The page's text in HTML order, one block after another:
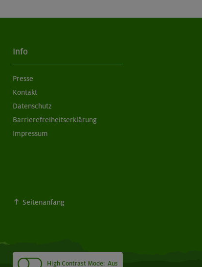
Info
Presse
Kontakt
Datenschutz
Barrierefreiheitserklärung
Impressum
Seitenanfang
High Contrast Mode: Aus